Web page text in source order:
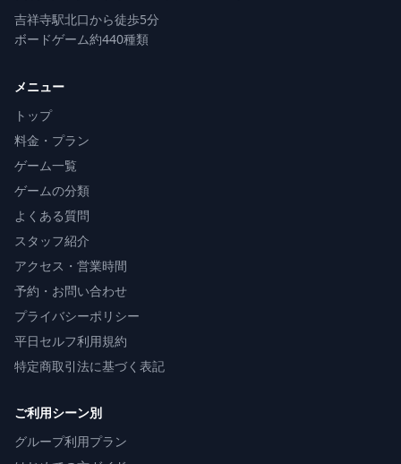
吉祥寺駅北口から徒歩5分
ボードゲーム約440種類
メニュー
トップ
料金・プラン
ゲーム一覧
ゲームの分類
よくある質問
スタッフ紹介
アクセス・営業時間
予約・お問い合わせ
プライバシーポリシー
平日セルフ利用規約
特定商取引法に基づく表記
ご利用シーン別
グループ利用プラン